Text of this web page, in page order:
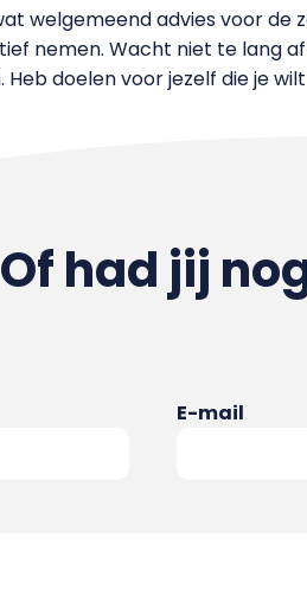
welgemeend advies voor
nemen. Wacht niet te lang
doelen voor jezelf die je
had jij
E-mail